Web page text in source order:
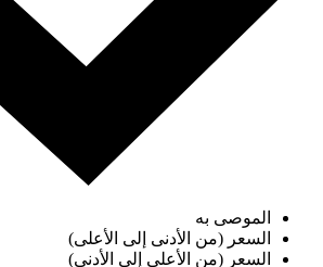
الموصى به
السعر (من الأدنى إلى الأعلى)
السعر (من الأعلى إلى الأدنى)